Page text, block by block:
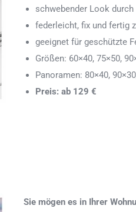
schwebender Look
federleicht, fix und fertig
geeignet für geschützte
Größen: 60×40, 75×50,
Panoramen: 80×40,
Preis: ab 129 €
Sie mögen es in Ihrer